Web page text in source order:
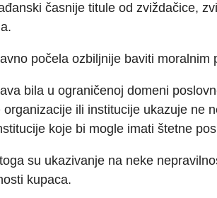
časnije titule od zviždačice,
počela ozbiljnije baviti moralnim
bila u ograničenoj domeni
organizacije ili institucije ukazuje ne
koje bi mogle imati štetne
su ukazivanje na neke
kupaca.